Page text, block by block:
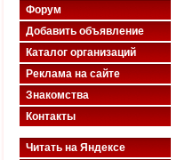
Форум
Добавить объявление
Каталог организаций
Реклама на сайте
Знакомства
Контакты
Читать на Яндексе